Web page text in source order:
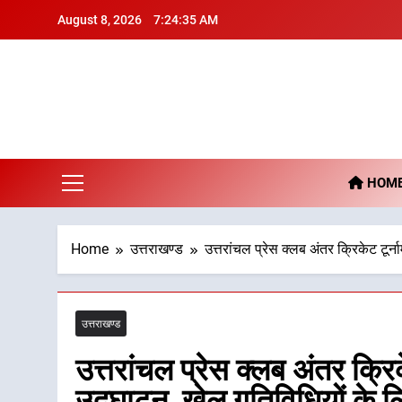
August 8, 2026 7:24:36 AM
Home उत्तराखण्ड उत्तरांचल प्रेस क्लब अंतर क्रिकेट
उत्तराखण्ड
उत्तरांचल प्रेस क्लब अंतर